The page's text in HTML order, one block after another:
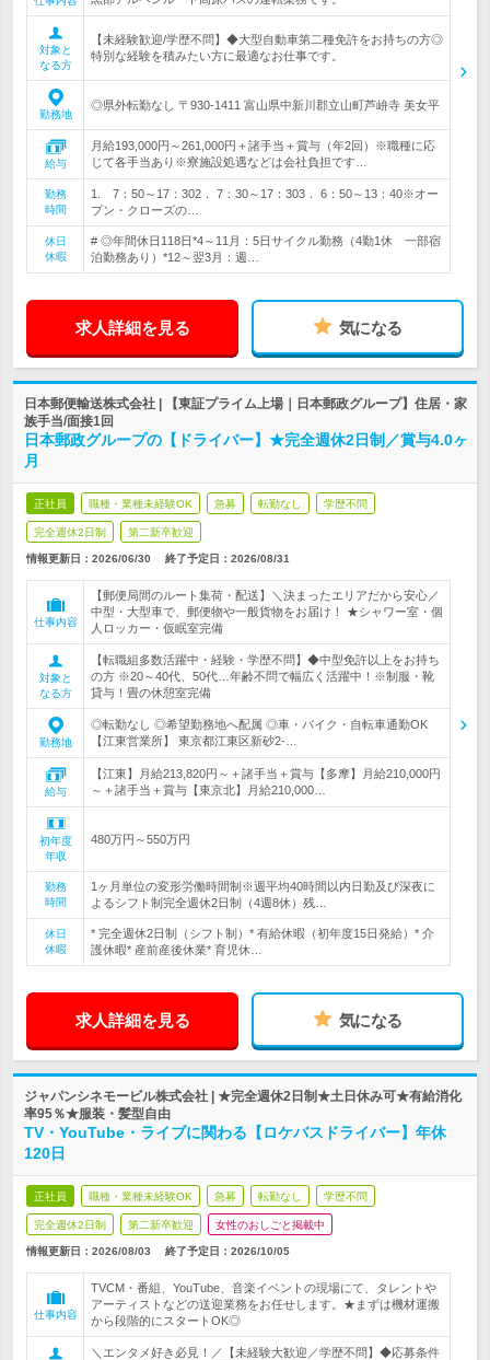
対象と
なる方
【未経験歓迎/学歴不問】◆大型自動車第二種免許をお持ちの方◎
特別な経験を積みたい方に最適なお仕事です。
勤務地
◎県外転勤なし 〒930-1411 富山県中新川郡立山町芦峅寺 美女平
給与
月給193,000円～261,000円＋諸手当＋賞与（年2回）※職種に応
じて各手当あり※寮施設処遇などは会社負担です…
勤務
時間
1. 7：50～17：302． 7：30～17：303． 6：50～13：40※オー
プン・クローズの…
休日
休暇
# ◎年間休日118日*4～11月：5日サイクル勤務（4勤1休 一部宿
泊勤務あり）*12～翌3月：週…
求人詳細を見る 気になる
日本郵便輸送株式会社 | 【東証プライム上場｜日本郵政グループ】住居・家
族手当/面接1回
日本郵政グループの【ドライバー】★完全週休2日制／賞与4.0ヶ
月
正社員 職種・業種未経験OK 急募 転勤なし 学歴不問
完全週休2日制 第二新卒歓迎
情報更新日：2026/06/30 終了予定日： 2026/08/31
仕事内容
【郵便局間のルート集荷・配送】＼決まったエリアだから安心／
中型・大型車で、郵便物や一般貨物をお届け！ ★シャワー室・個
人ロッカー・仮眠室完備
対象と
なる方
【転職組多数活躍中・経験・学歴不問】◆中型免許以上をお持ち
の方 ※20～40代、50代…年齢不問で幅広く活躍中！※制服・靴
貸与！畳の休憩室完備
勤務地
◎転勤なし ◎希望勤務地へ配属 ◎車・バイク・自転車通勤OK
【江東営業所】 東京都江東区新砂2-…
給与
【江東】月給213,820円～＋諸手当＋賞与【多摩】月給210,000円
～＋諸手当＋賞与【東京北】月給210,000…
初年度
年収
480万円～550万円
勤務
時間
1ヶ月単位の変形労働時間制※週平均40時間以内日勤及び深夜に
よるシフト制完全週休2日制（4週8休）残…
休日
休暇
* 完全週休2日制（シフト制）* 有給休暇（初年度15日発給）* 介
護休暇* 産前産後休業* 育児休…
求人詳細を見る 気になる
ジャパンシネモービル株式会社 | ★完全週休2日制★土日休み可★有給消化
率95％★服装・髪型自由
TV・YouTube・ライブに関わる【ロケバスドライバー】年休
120日
正社員 職種・業種未経験OK 急募 転勤なし 学歴不問
完全週休2日制 第二新卒歓迎 女性のおしごと掲載中
情報更新日：2026/08/03 終了予定日： 2026/10/05
仕事内容
TVCM・番組、YouTube、音楽イベントの現場にて、タレントや
アーティストなどの送迎業務をお任せします。★まずは機材運搬
から段階的にスタートOK◎
＼エンタメ好き必見！／【未経験大歓迎／学歴不問】◆応募条件